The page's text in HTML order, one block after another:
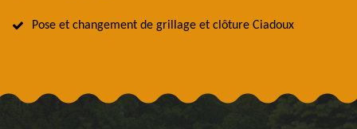
Pose et changement de grillage et clôture Ciadoux